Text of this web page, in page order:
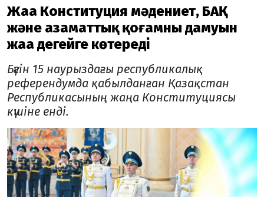
Жаңа Конституция мәдениет, БАҚ
және азаматтық қоғамның дамуын
жаңа деңгейге көтереді
Бүгін 15 наурыздағы республикалық
референдумда қабылданған Қазақстан
Республикасының жаңа Конституциясы
күшіне енді.